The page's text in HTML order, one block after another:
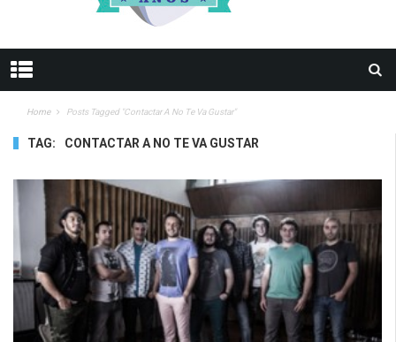
Home Posts Tagged "contactar A No Te Va Gustar"
TAG: CONTACTAR A NO TE VA GUSTAR